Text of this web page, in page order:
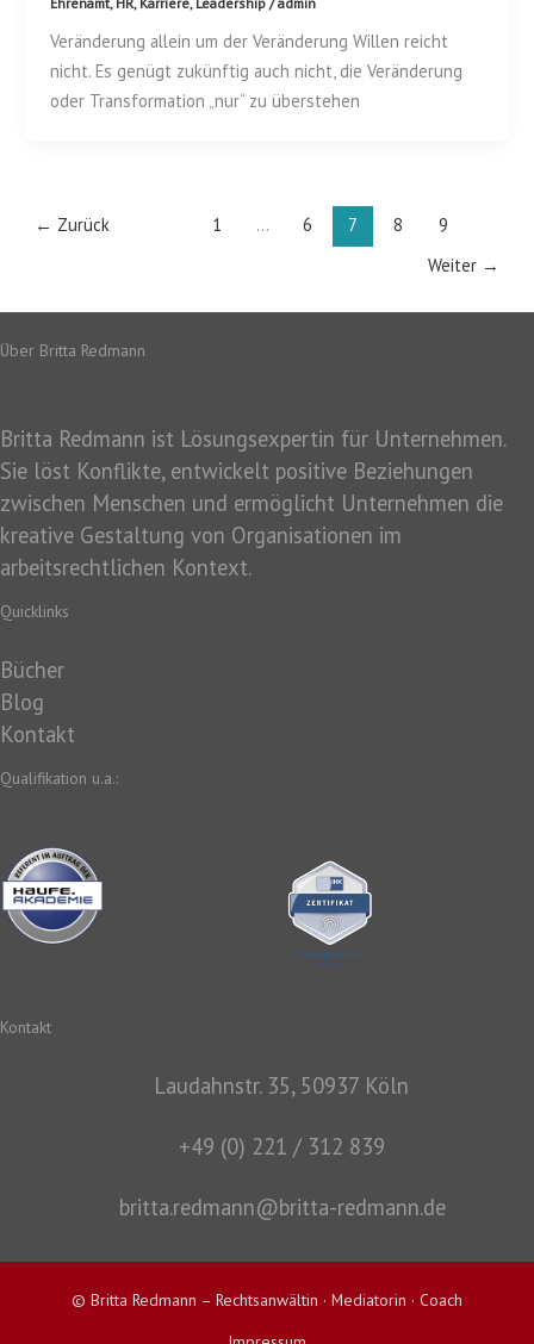
Veränderung allein um der Veränderung Willen reicht
nicht. Es genügt zukünftig auch nicht, die Veränderung
oder Transformation „nur“ zu überstehen
← Zurück 1 … 6 7 8
9
Weiter →
Über Britta Redmann
Britta Redmann ist Lösungsexpertin für Unternehmen.
Sie löst Konflikte, entwickelt positive Beziehungen
zwischen Menschen und ermöglicht Unternehmen die
kreative Gestaltung von Organisationen im
arbeitsrechtlichen Kontext.
Quicklinks
Bücher
Blog
Kontakt
Qualifikation u.a.:
Kontakt
Laudahnstr. 35, 50937 Köln
+49 (0) 221 / 312 839
britta.redmann@britta-redmann.de
© Britta Redmann – Rechtsanwältin · Mediatorin · Coach